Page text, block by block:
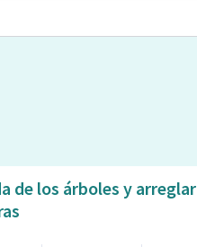
de los árboles y arreglar